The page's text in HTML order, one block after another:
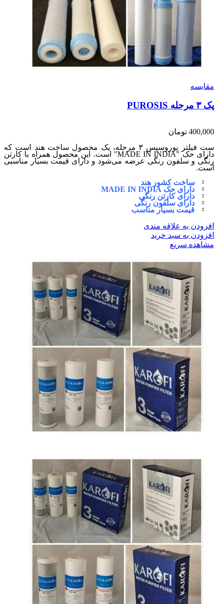
مقایسه
پک ۳ مرحله PUROSIS
400,000 تومان
ست فیلتر پوروسیس ۳ مرحله، یک محصول ساخت هند است که
دارای حک "MADE IN INDIA" است. این محصول همراه با کارتن
رنگی و سلفون رنگی عرضه می‌شود و دارای قیمت بسیار مناسبی
است.
ساخت کشور هند
دارای حک MADE IN INDIA
دارای کارتن رنگی
دارای سلفون رنگی
قیمت بسیار مناسب
افزودن به علاقه مندی
افزودن به سبد خرید
مشاهده سریع